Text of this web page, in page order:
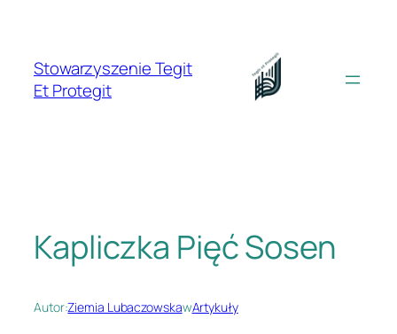
treściStowarzyszenie Tegit
Et Protegit
Kapliczka Pięć Sosen
Autor:Ziemia LubaczowskawArtykuły